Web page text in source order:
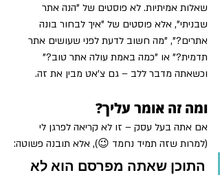
שאלות אמיתיות. לא פוסטים של "הנה אתר
שבניתי", אלא פוסטים של "איך לבחור בונה
אתרים?", "מה חשוב לדעת לפני שעושים אתר
תדמית?" או "כמה באמת עולה אתר טוב?"
וכשאתה מדבר ללב – גם צ'אט מבין את זה.
ומה זה אומר עליך?
אם אתה בעל עסק – זו לא קריאה לפרגן לי
(למרות שזה תמיד נחמד 😉), אלא תובנה פשוטה:
התוכן שאתה מפרסם הוא לא